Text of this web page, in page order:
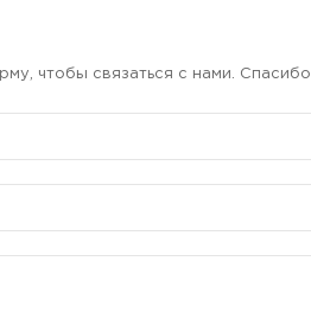
чтобы связаться с нами. Спасибо.